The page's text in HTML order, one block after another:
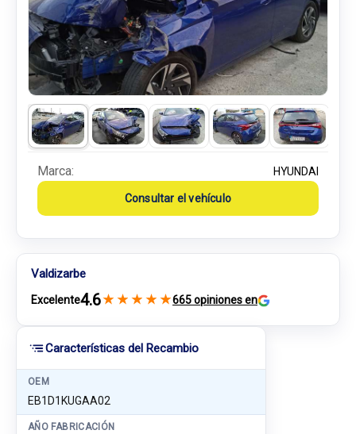
Características del Recambio
OEM
EB1D1KUGAA02
AÑO FABRICACIÓN
Marca: HYUNDAI
Consultar el vehículo
Valdizarbe
Excelente4.6★ ★ ★ ★ ★665 opiniones en